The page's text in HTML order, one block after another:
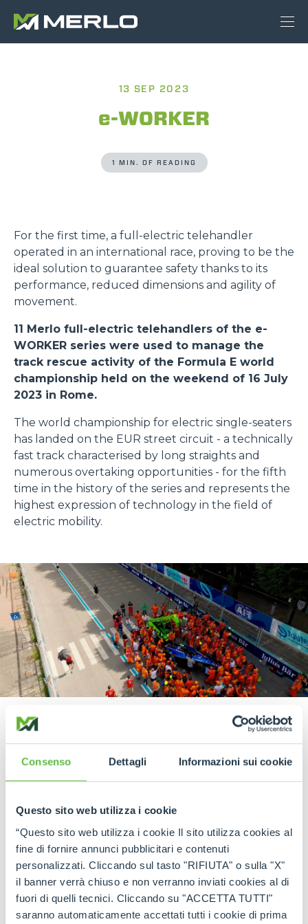
Consenso Dettagli Informazioni sui cookie
Questo sito web utilizza i cookie
“Questo sito web utilizza i cookie Il sito utilizza cookies al
fine di fornire annunci pubblicitari e contenuti
personalizzati. Cliccando sul tasto "RIFIUTA" o sulla "X"
il banner verrà chiuso e non verranno inviati cookies al di
fuori di quelli tecnici. Cliccando su "ACCETTA TUTTI"
saranno automaticamente accettati tutti i cookie di prima
13 SEP 2023
e-WORKER
1 MIN. OF READING
For the first time, a full-electric telehandler
operated in an international race, proving to be the
ideal solution to guarantee safety thanks to its
performance, reduced dimensions and agility of
movement.
11 Merlo full-electric telehandlers of the e-
WORKER series were used to manage the
track rescue activity of the Formula E world
championship held on the weekend of 16 July
2023 in Rome.
The world championship for electric single-seaters
has landed on the EUR street circuit - a technically
fast track characterised by long straights and
numerous overtaking opportunities - for the fifth
time in the history of the series and represents the
highest expression of technology in the field of
electric mobility.
READ THE INTERVIEW
WATCH THE VIDEO